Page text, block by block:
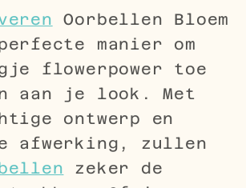
Oorbellen Bloem
manier om
flowerpower toe
aan je look. Met
ontwerp en
afwerking, zullen
zeker de